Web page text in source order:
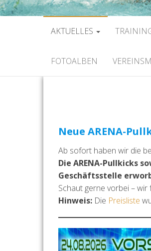
AKTUELLES
FOTOALBEN
Neue ARENA-
Ab sofort haben wir die
Die ARENA-Pullkicks
Geschäftsstelle
Schaut gerne vorbei –
Hinweis: Die Preisliste